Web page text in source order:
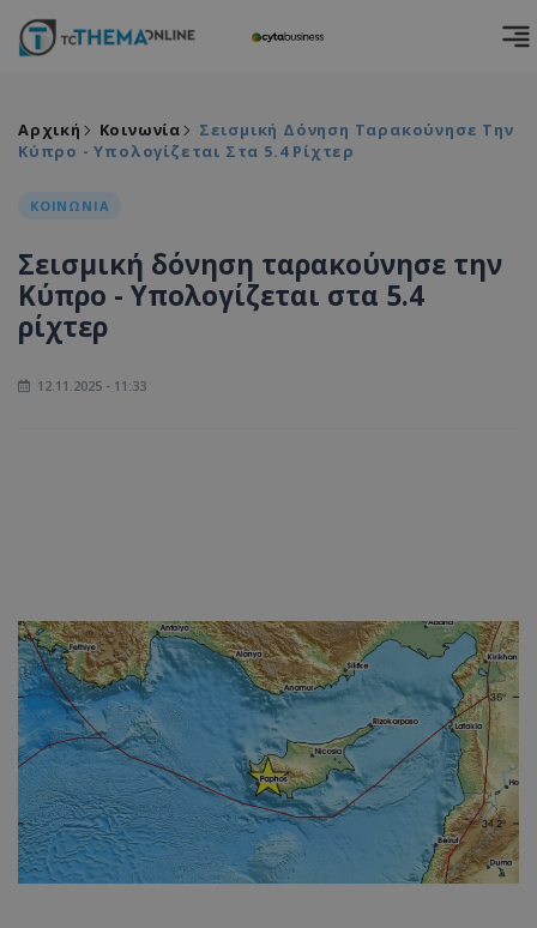
Αρχική Κοινωνία
Σεισμική Δόνηση Ταρακούνησε Την
Κύπρο - Υπολογίζεται Στα 5.4 Ρίχτερ
ΚΟΙΝΩΝΙΑ
Σεισμική δόνηση ταρακούνησε την
Κύπρο - Υπολογίζεται στα 5.4
ρίχτερ
12.11.2025 - 11:33